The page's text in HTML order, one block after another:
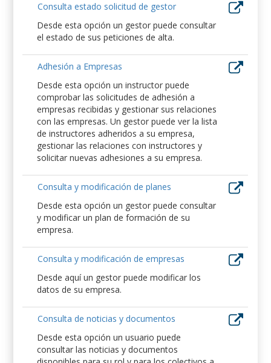
Consulta estado solicitud de gestor
Desde esta opción un gestor puede consultar
el estado de sus peticiones de alta.
Adhesión a Empresas
Desde esta opción un instructor puede
comprobar las solicitudes de adhesión a
empresas recibidas y gestionar sus relaciones
con las empresas. Un gestor puede ver la lista
de instructores adheridos a su empresa,
gestionar las relaciones con instructores y
solicitar nuevas adhesiones a su empresa.
Consulta y modificación de planes
Desde esta opción un gestor puede consultar
y modificar un plan de formación de su
empresa.
Consulta y modificación de empresas
Desde aquí un gestor puede modificar los
datos de su empresa.
Consulta de noticias y documentos
Desde esta opción un usuario puede
consultar las noticias y documentos